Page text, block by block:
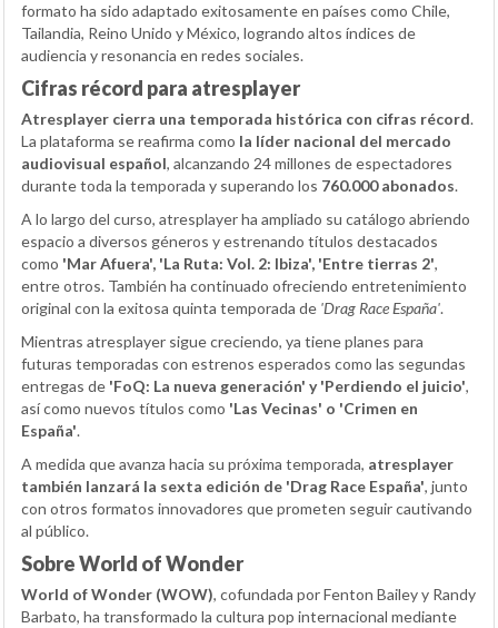
formato ha sido adaptado exitosamente en países como Chile,
Tailandia, Reino Unido y México, logrando altos índices de
audiencia y resonancia en redes sociales.
Cifras récord para atresplayer
Atresplayer cierra una temporada histórica con cifras récord.
La plataforma se reafirma como la líder nacional del mercado
audiovisual español, alcanzando 24 millones de espectadores
durante toda la temporada y superando los 760.000 abonados.
A lo largo del curso, atresplayer ha ampliado su catálogo abriendo
espacio a diversos géneros y estrenando títulos destacados
como 'Mar Afuera', 'La Ruta: Vol. 2: Ibiza', 'Entre tierras 2',
entre otros. También ha continuado ofreciendo entretenimiento
original con la exitosa quinta temporada de 'Drag Race España'.
Mientras atresplayer sigue creciendo, ya tiene planes para
futuras temporadas con estrenos esperados como las segundas
entregas de 'FoQ: La nueva generación' y 'Perdiendo el juicio',
así como nuevos títulos como 'Las Vecinas' o 'Crimen en
España'.
A medida que avanza hacia su próxima temporada, atresplayer
también lanzará la sexta edición de 'Drag Race España', junto
con otros formatos innovadores que prometen seguir cautivando
al público.
Sobre World of Wonder
World of Wonder (WOW), cofundada por Fenton Bailey y Randy
Barbato, ha transformado la cultura pop internacional mediante